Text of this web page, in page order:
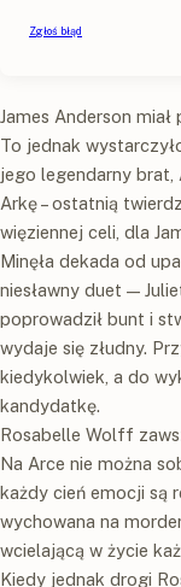
James Anderson
To jednak
jego legendarny brat,
Arkę – ostatnią
więziennej celi, dla
Minęła dekada od
niesławny duet —
poprowadził bunt i
wydaje się złudny.
kiedykolwiek, a do
kandydatkę.
Rosabelle Wolff
Na Arce nie można
każdy cień emocji są
wychowana na
wcielającą w życie
Kiedy jednak drogi